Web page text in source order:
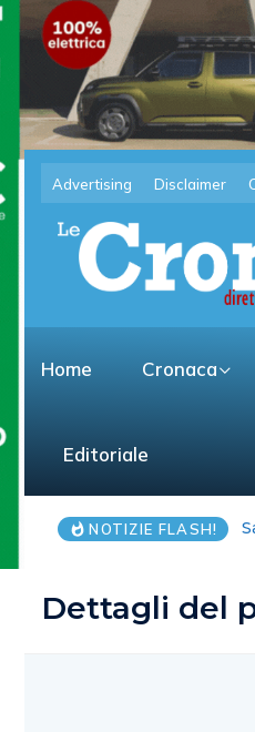
Advertising Disclaimer
Home Cronaca
Editoriale
NOTIZIE FLASH!
Dettagli del